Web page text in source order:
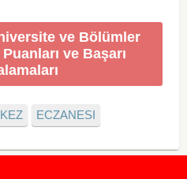
ve Bölümler
ve Başarı
ECZANESI